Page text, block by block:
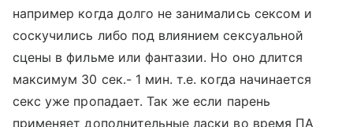
например когда долго не занимались сексом и
соскучились либо под влиянием сексуальной
сцены в фильме или фантазии. Но оно длится
максимум 30 сек.- 1 мин. т.е. когда начинается
секс уже пропадает. Так же если парень
применяет дополнительные ласки во время ПА